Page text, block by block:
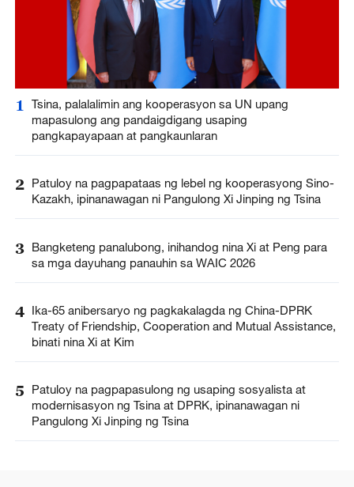
1
Tsina, palalalimin ang kooperasyon sa UN upang
mapasulong ang pandaigdigang usaping
pangkapayapaan at pangkaunlaran
2 Patuloy na pagpapataas ng lebel ng kooperasyong Sino-
Kazakh, ipinanawagan ni Pangulong Xi Jinping ng Tsina
3 Bangketeng panalubong, inihandog nina Xi at Peng para
sa mga dayuhang panauhin sa WAIC 2026
4 Ika-65 anibersaryo ng pagkakalagda ng China-DPRK
Treaty of Friendship, Cooperation and Mutual Assistance,
binati nina Xi at Kim
5
Patuloy na pagpapasulong ng usaping sosyalista at
modernisasyon ng Tsina at DPRK, ipinanawagan ni
Pangulong Xi Jinping ng Tsina